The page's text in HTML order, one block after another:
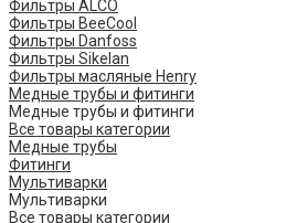
Фильтры ALCO
Фильтры BeeCool
Фильтры Danfoss
Фильтры Sikelan
Фильтры масляные Henry
Медные трубы и фитинги
Медные трубы и фитинги
Все товары категории
Медные трубы
Фитинги
Мультиварки
Мультиварки
Все товары категории